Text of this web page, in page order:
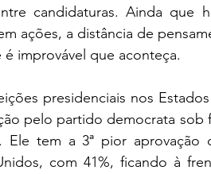
candidaturas. Ainda que
ações, a distância de
improvável que aconteça.
presidenciais nos
pelo partido democrata sob
Ele tem a 3ª pior
com 41%, ficando à